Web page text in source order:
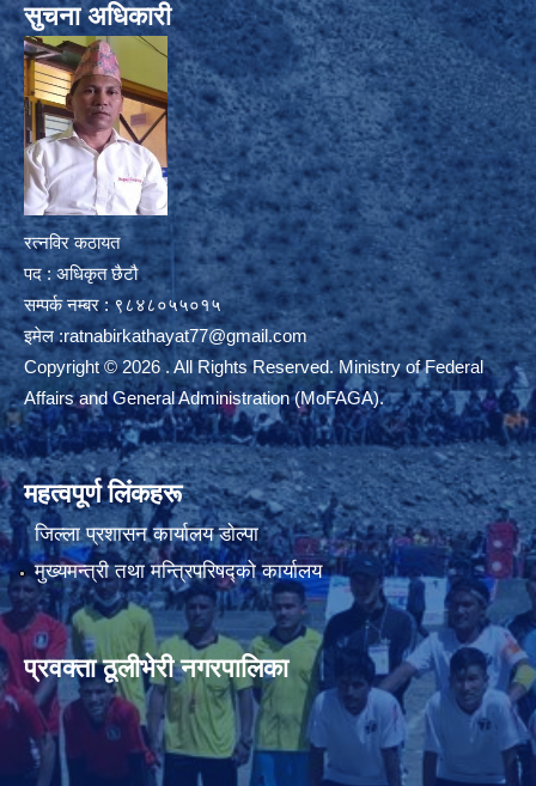
सुचना अधिकारी
रत्नविर कठायत
पद : अधिकृत छैटौ
सम्पर्क नम्बर : ९८४८०५५०१५
इमेल :ratnabirkathayat77@gmail.com
Copyright © 2026 . All Rights Reserved. Ministry of Federal
Affairs and General Administration (MoFAGA).
महत्वपूर्ण लिंकहरू
जिल्ला प्रशासन कार्यालय डाेल्पा
मुख्यमन्त्री तथा मन्त्रिपरिषद्को कार्यालय
प्रवक्ता ठूलीभेरी नगरपालिका